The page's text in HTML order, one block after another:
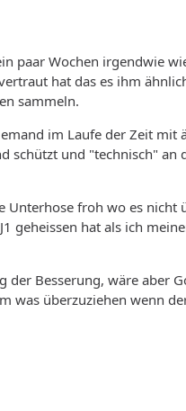
paar Wochen irgendwie
hat das es ihm
sammeln.
im Laufe der Zeit mit
schützt und "technisch"
Unterhose froh wo es nicht
geheissen hat als ich
der Besserung, wäre aber
was überzuziehen wenn